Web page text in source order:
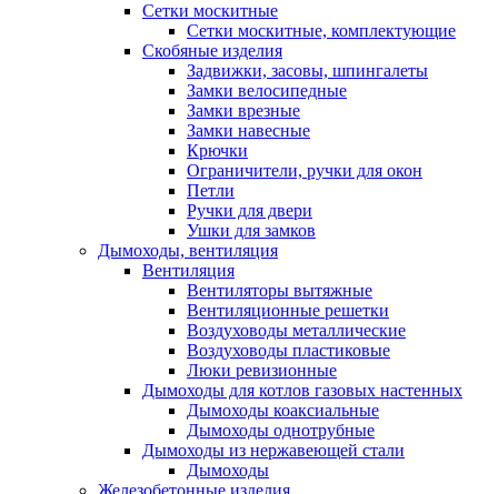
Сетки москитные
Сетки москитные, комплектующие
Скобяные изделия
Задвижки, засовы, шпингалеты
Замки велосипедные
Замки врезные
Замки навесные
Крючки
Ограничители, ручки для окон
Петли
Ручки для двери
Ушки для замков
Дымоходы, вентиляция
Вентиляция
Вентиляторы вытяжные
Вентиляционные решетки
Воздуховоды металлические
Воздуховоды пластиковые
Люки ревизионные
Дымоходы для котлов газовых настенных
Дымоходы коаксиальные
Дымоходы однотрубные
Дымоходы из нержавеющей стали
Дымоходы
Железобетонные изделия